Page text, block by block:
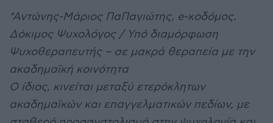
*Αντώνης-Μάριος ΠαΠαγιώτης, e-κοδόμος.
Δόκιμος Ψυχολόγος / Υπό διαμόρφωση
Ψυχοθεραπευτής – σε μακρά θεραπεία με την
ακαδημαϊκή κοινότητα
Ο ίδιος, κινείται μεταξύ ετερόκλητων
ακαδημαϊκών και επαγγελματικών πεδίων, με